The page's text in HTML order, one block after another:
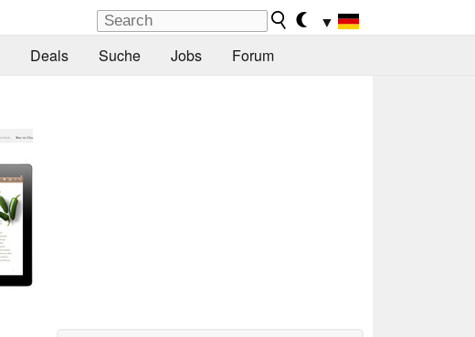
▼
Deals Suche Jobs Forum